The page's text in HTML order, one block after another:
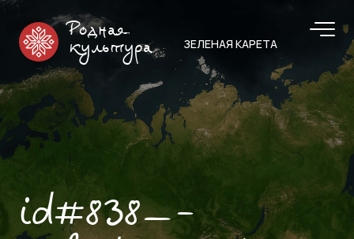
Родная
культура
ЗЕЛЕНАЯ КАРЕТА
id#838—-